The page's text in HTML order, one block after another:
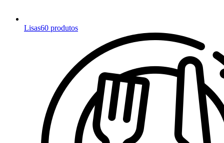
Lisas60 produtos